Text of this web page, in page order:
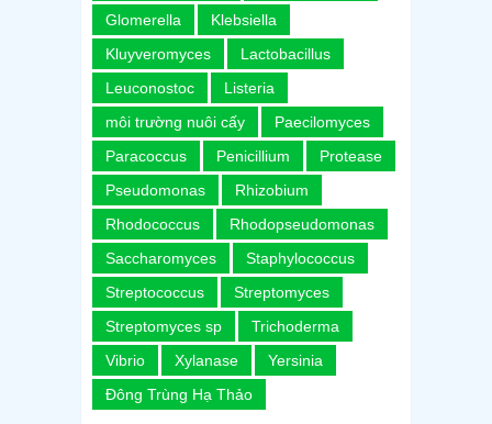
Glomerella
Klebsiella
Kluyveromyces
Lactobacillus
Leuconostoc
Listeria
môi trường nuôi cấy
Paecilomyces
Paracoccus
Penicillium
Protease
Pseudomonas
Rhizobium
Rhodococcus
Rhodopseudomonas
Saccharomyces
Staphylococcus
Streptococcus
Streptomyces
Streptomyces sp
Trichoderma
Vibrio
Xylanase
Yersinia
Đông Trùng Hạ Thảo